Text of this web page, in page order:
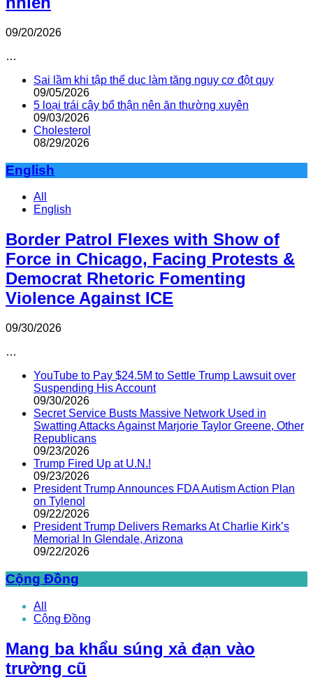
09/20/2026
…
Sai lầm khi tập thể dục làm tăng nguy cơ đột quỵ
09/05/2026
5 loại trái cây bổ thận nên ăn thường xuyên
09/03/2026
Cholesterol
08/29/2026
English
All
English
Border Patrol Flexes with Show of
Force in Chicago, Facing Protests &
Democrat Rhetoric Fomenting
Violence Against ICE
09/30/2026
…
YouTube to Pay $24.5M to Settle Trump Lawsuit over
Suspending His Account
09/30/2026
Secret Service Busts Massive Network Used in
Swatting Attacks Against Marjorie Taylor Greene, Other
Republicans
09/23/2026
Trump Fired Up at U.N.!
09/23/2026
President Trump Announces FDA Autism Action Plan
on Tylenol
09/22/2026
President Trump Delivers Remarks At Charlie Kirk’s
Memorial In Glendale, Arizona
09/22/2026
Cộng Đồng
All
Cộng Đồng
Mang ba khẩu súng xả đạn vào
trường cũ